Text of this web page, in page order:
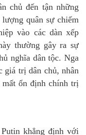
chủ đến tận những
quân sự chiếm
vào các dàn xếp
thường gây ra sự
nghĩa dân tộc. Nga
giá trị dân chủ, nhân
ổn định chính trị
khẳng định với